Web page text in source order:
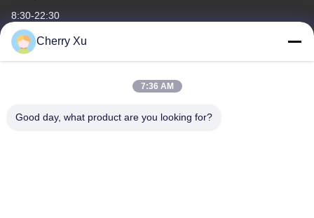
8:30-22:30
Notre adresse
Guangdong Shenzhen Baoan 1er et 2e étage, n° 3, rue Gangzai,
Cherry Xu
7:36 AM
Good day, what product are you looking for?